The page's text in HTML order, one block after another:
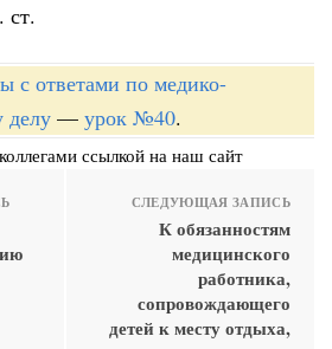
ст.
с ответами по медико-
делу — урок №40.
ссылкой на наш сайт
СЛЕДУЮЩАЯ ЗАПИСЬ
К обязанностям
медицинского
работника,
сопровождающего
детей к месту отдыха,